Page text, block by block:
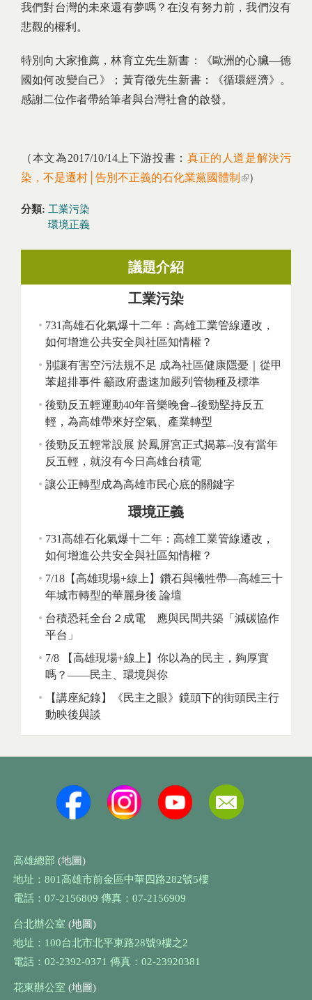
我們對台灣的未來還有夢嗎？在沒有努力前，我們沒有
悲觀的權利。
特別向大家推薦，林育立先生新書：《歐洲的心臟—德
國如何改變自己》；黃育徵先生新書：《循環經濟》。
感謝二位作者帶給筆者與台灣社會的啟發。
（本文為2017/10/14上下游投書： 真正的人道是解決污
染，不是遷村│告別不正義的石化業黨國體制 (link is
）
分類: 工業污染
環境正義
議題介紹
工業污染
731高雄石化氣爆十二年：高雄工業管線遷改，
如何增進公共安全與社區知情權？
別讓有害空污法規不足 成為社區健康隱憂｜從甲
苯超排事件 籲政府盡速加嚴列管物種及標準
後勁反五輕運動40年音樂晚會--後勁堅持反五
輕，為高雄帶來好空氣、產業轉型
後勁反五輕常設展 於鳳屏宮正式揭幕--沒有當年
反五輕，就沒有今日高雄台積電
讓公正轉型成為高雄市民心底的關鍵字
環境正義
731高雄石化氣爆十二年：高雄工業管線遷改，
如何增進公共安全與社區知情權？
7/18【高雄現場+線上】鑽石與犧牲帶—高雄三十
年城市轉型的華麗身後 論壇
台積恐耗全台２成電 應與民間共築「減碳協作
平台」
7/8 【高雄現場+線上】你以為的民主，夠厚實
嗎？——民主、環境與你
【講座紀錄】《民主之眼》鏡頭下的街頭民主行
動映後與談
高雄總部 (地圖)
地址：801高雄市前金區中華四路282號5樓
電話：07-2156809 傳真：07-2156909
台北辦公室 (地圖)
地址：100台北市北平東路28號9樓之2
電話：02-2392-0371 傳真：02-23920381
花東辦公室 (地圖)